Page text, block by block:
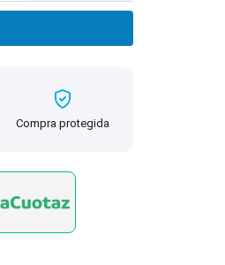
Compra protegida